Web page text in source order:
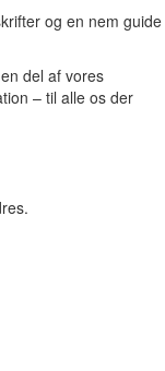
og en nem guide
del af vores
– til alle os der